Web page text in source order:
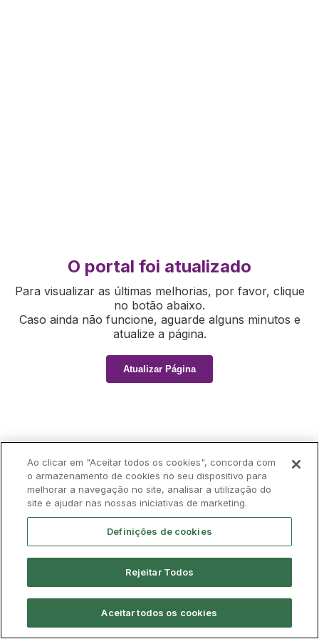
O portal foi atualizado
Para visualizar as últimas melhorias, por favor, clique
no botão abaixo.
Caso ainda não funcione, aguarde alguns minutos e
atualize a página.
Atualizar Página
Ao clicar em "Aceitar todos os cookies", concorda com
o armazenamento de cookies no seu dispositivo para
melhorar a navegação no site, analisar a utilização do
site e ajudar nas nossas iniciativas de marketing.
Definições de cookies
Rejeitar Todos
Aceitar todos os cookies